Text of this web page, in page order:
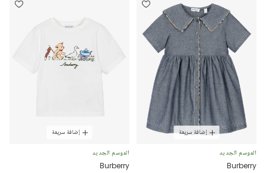
إضافة سريعة
الموسم الجديد
Burberry
إضافة سريعة
الموسم الجديد
Burberry